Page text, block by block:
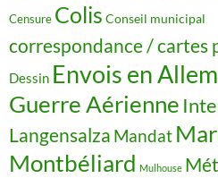
Censure Colis Conseil municipal
correspondance / cartes
Dessin Envois en
Guerre Aérienne
Langensalza Mandat
Montbéliard Mulhouse